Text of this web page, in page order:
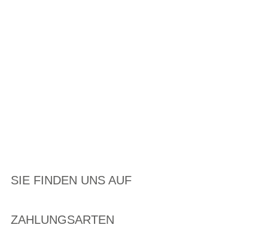
SIE FINDEN UNS AUF
ZAHLUNGSARTEN